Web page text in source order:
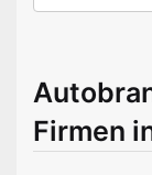
Firmen